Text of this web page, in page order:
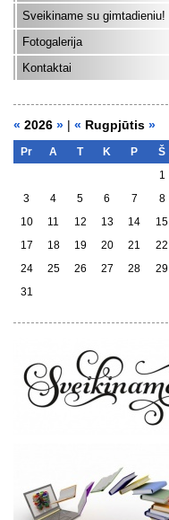
Sveikiname su gimtadieniu!
Fotogalerija
Kontaktai
« 2026 » | « Rugpjūtis »
Pr A T K P Š
1
3
4 5 6 7 8
10
11 12 13 14 15
17
18 19 20 21 22
24
25 26 27 28 29
31